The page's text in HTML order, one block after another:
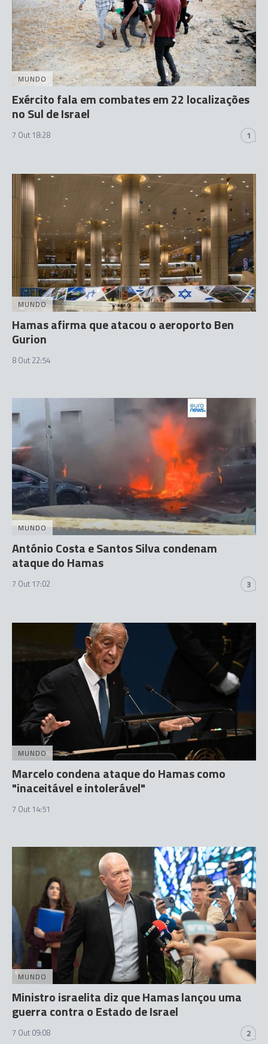
MUNDO
Exército fala em combates em 22 localizações
no Sul de Israel
7 Out 18:28 1
MUNDO
Hamas afirma que atacou o aeroporto Ben
Gurion
8 Out 22:54
MUNDO
António Costa e Santos Silva condenam
ataque do Hamas
7 Out 17:02 3
MUNDO
Marcelo condena ataque do Hamas como
"inaceitável e intolerável"
7 Out 14:51
MUNDO
Ministro israelita diz que Hamas lançou uma
guerra contra o Estado de Israel
7 Out 09:08 2